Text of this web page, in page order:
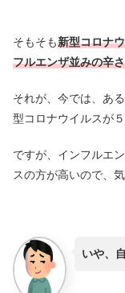
そもそも新型コロナ
フルエンザ並みの辛
それが、今では、あ
型コロナウイルスが
ですが、インフルエ
スの方が高いので、
いや、